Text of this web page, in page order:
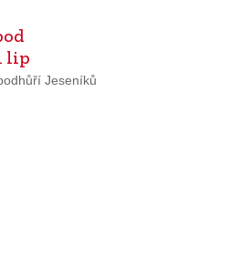
lip
Jeseníků